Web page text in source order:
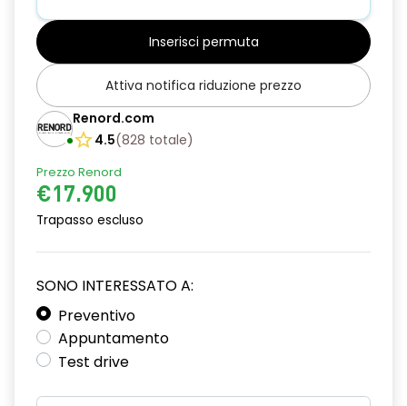
Aletta parasole con specchio
Alzacristalli anteriori elettrici e impulsionali
Alzacristalli posteriori elettrici
Armonia interna Light Gray
Assistenza alla partenza in salita
Attacchi ISOFIX posteriori più passeggero anteriore
Cinture Di Sicurezza Anteriori Regolabili In Altezza
Climatizzatore automatico
Inserisci permuta
Attiva notifica riduzione prezzo
Renord.com
4.5(828 totale)
Prezzo Renord
€17.900
Trapasso escluso
SONO INTERESSATO A:
Preventivo
Appuntamento
Test drive